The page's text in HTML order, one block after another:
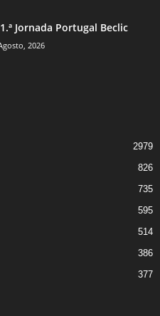
Jornada Portugal Beclic
2026
2979
826
735
595
514
386
377